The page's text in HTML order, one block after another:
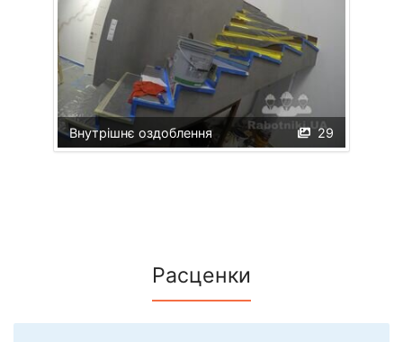
29
Внутрішнє оздоблення
Расценки